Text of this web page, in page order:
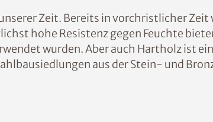
Zeit. Bereits in vorchristlicher
hohe Resistenz gegen Feuchte
wurden. Aber auch Hartholz ist
aus der Stein- und